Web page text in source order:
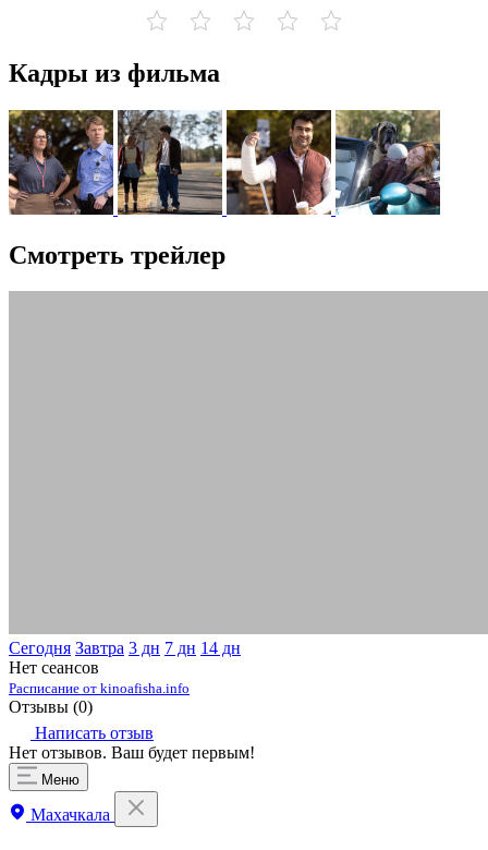
Кадры из фильма
Смотреть трейлер
Сегодня Завтра 3 дн 7 дн 14 дн
Нет сеансов
Расписание от kinoafisha.info
Отзывы (0)
Написать отзыв
Нет отзывов. Ваш будет первым!
Меню
Махачкала